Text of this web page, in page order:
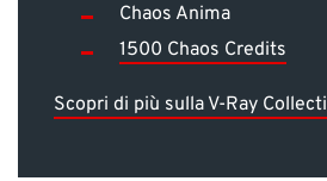
Chaos Anima
1500 Chaos Credits
Scopri di più sulla V-Ray